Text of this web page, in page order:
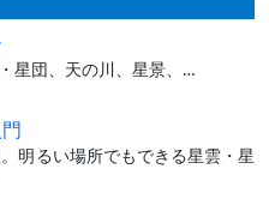
星団、天の川、星景、…
明るい場所でもできる星雲・星